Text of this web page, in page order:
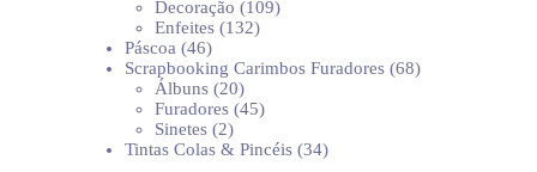
produtos
Decoração 109109
Enfeites 132132
Páscoa 4646
produtos
Scrapbooking Carimbos Furadores 6868
Álbuns 2020
produtos
Furadores 4545
Sinetes 22
produtos
Tintas Colas & Pincéis 3434